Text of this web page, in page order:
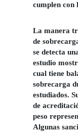
cumplen con
La manera
de
se detecta
estudio
cual tiene
sobrecarga
estudiados.
de
peso
Algunas